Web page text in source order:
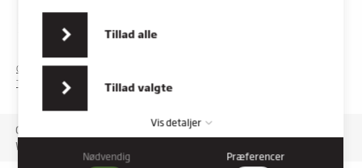
vores partnere inden for sociale medier,
annonceringspartnere og analysepartnere. Vores
partnere kan kombinere disse data med andre
oplysninger, du har givet dem, eller som de har
Tillad valgte
Tillad alle
Vis detaljer
Nødvendig Præferencer
Kontakt os
COOKIES
PRIVATLIVSPOLITIK
TILGÆNGELIGHEDSERKLÆRING
Copyright © 2026 Rybners. All rights reserved.
Website: Co3